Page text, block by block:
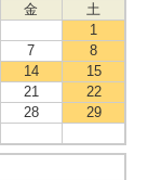
金
土
1
7
8
14
15
21
22
28
29